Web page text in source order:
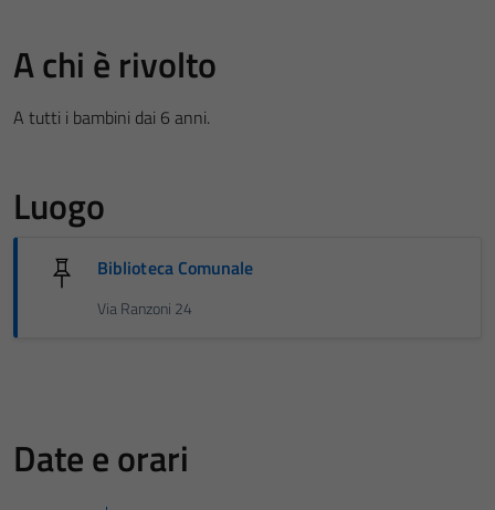
A chi è rivolto
A tutti i bambini dai 6 anni.
Luogo
Biblioteca Comunale
Via Ranzoni 24
Date e orari